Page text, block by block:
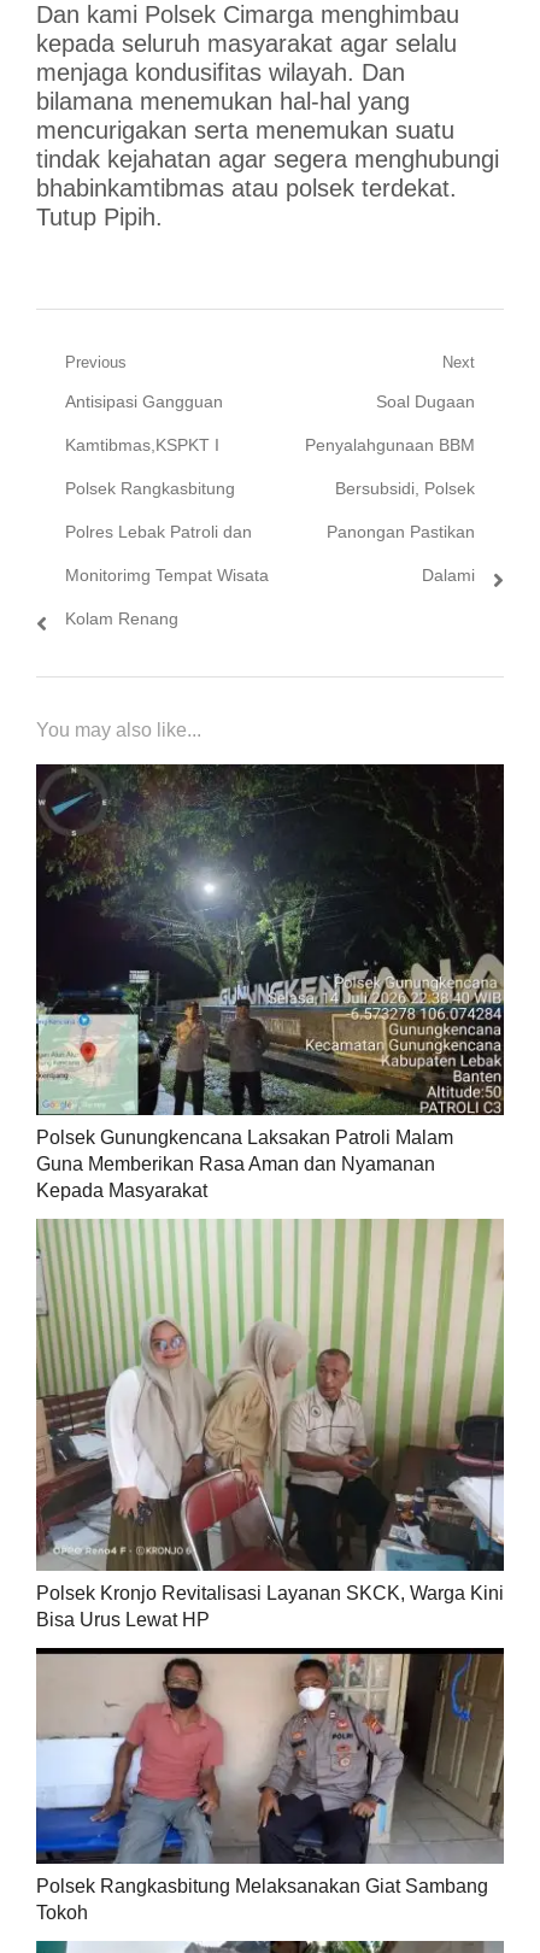
Dan kami Polsek Cimarga menghimbau
kepada seluruh masyarakat agar selalu
menjaga kondusifitas wilayah. Dan
bilamana menemukan hal-hal yang
mencurigakan serta menemukan suatu
tindak kejahatan agar segera menghubungi
bhabinkamtibmas atau polsek terdekat.
Tutup Pipih.
Navigasi
pos
Previous
Previous
post:
Antisipasi Gangguan
Kamtibmas,KSPKT I
Polsek Rangkasbitung
Polres Lebak Patroli dan
Monitorimg Tempat Wisata
Kolam Renang
Next
Next
post:
Soal Dugaan
Penyalahgunaan BBM
Bersubsidi, Polsek
Panongan Pastikan
Dalami
You may also like...
Polsek Gunungkencana Laksakan Patroli Malam
Guna Memberikan Rasa Aman dan Nyamanan
Kepada Masyarakat
Polsek Kronjo Revitalisasi Layanan SKCK, Warga Kini
Bisa Urus Lewat HP
Polsek Rangkasbitung Melaksanakan Giat Sambang
Tokoh